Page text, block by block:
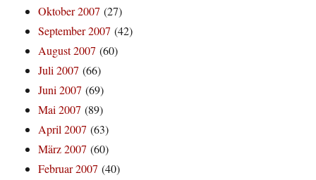
Oktober 2007 (27)
September 2007 (42)
August 2007 (60)
Juli 2007 (66)
Juni 2007 (69)
Mai 2007 (89)
April 2007 (63)
März 2007 (60)
Februar 2007 (40)